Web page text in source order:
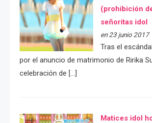
(prohibición
señoritas idol
en 23 junio 2017
Tras el
por el anuncio de matrimonio de Ririka
celebración de […]
Matices idol